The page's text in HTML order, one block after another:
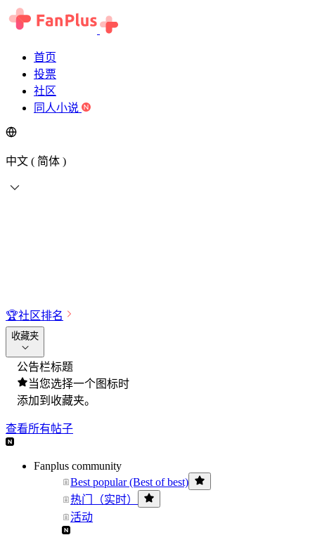
首页
投票
社区
同人小说
中文 ( 简体 )
🏆社区排名
收藏夹
公告栏标题
当您选择一个图标时
添加到收藏夹。
查看所有帖子
Fanplus community
Best popular (Best of best)
热门（实时）
活动